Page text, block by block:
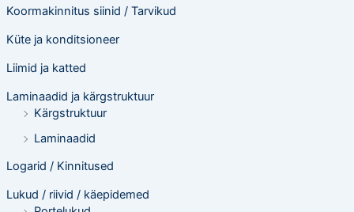
Koormakinnitus siinid / Tarvikud
Küte ja konditsioneer
Liimid ja katted
Laminaadid ja kärgstruktuur
Kärgstruktuur
Laminaadid
Logarid / Kinnitused
Lukud / riivid / käepidemed